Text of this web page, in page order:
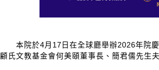
本院於4月17日在全球廳舉辦2026年院慶
顧氏文教基金會何美頤董事長、簡君儒先生